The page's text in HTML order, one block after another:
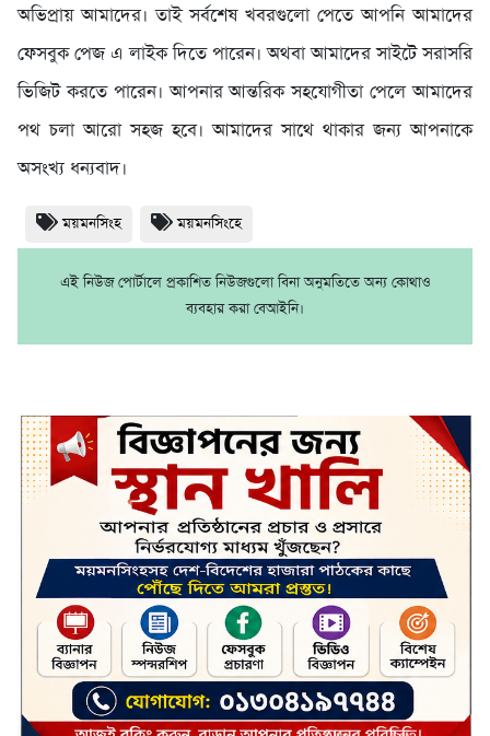
অভিপ্রায় আমাদের। তাই সর্বশেষ খবরগুলো পেতে আপনি আমাদের
ফেসবুক পেজ এ লাইক দিতে পারেন। অথবা আমাদের সাইটে সরাসরি
ভিজিট করতে পারেন। আপনার আন্তরিক সহযোগীতা পেলে আমাদের
পথ চলা আরো সহজ হবে। আমাদের সাথে থাকার জন্য আপনাকে
অসংখ্য ধন্যবাদ।
ময়মনসিংহ ময়মনসিংহে
এই নিউজ পোর্টালে প্রকাশিত নিউজগুলো বিনা অনুমতিতে অন্য কোথাও
ব্যবহার করা বেআইনি।